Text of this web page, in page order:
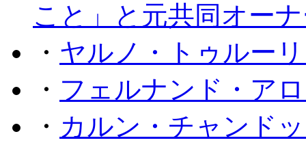
こと」と元共同オー
・ ヤルノ・トゥルー
・ フェルナンド・ア
・ カルン・チャンド